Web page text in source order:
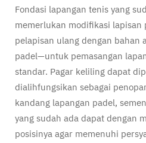
Fondasi lapangan tenis yang
memerlukan modifikasi
pelapisan ulang dengan bahan
padel—untuk pemasangan
standar. Pagar keliling dapat
dialihfungsikan sebagai
kandang lapangan padel,
yang sudah ada dapat dengan
posisinya agar memenuhi